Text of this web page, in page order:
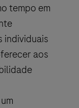
tempo em
individuais
aos